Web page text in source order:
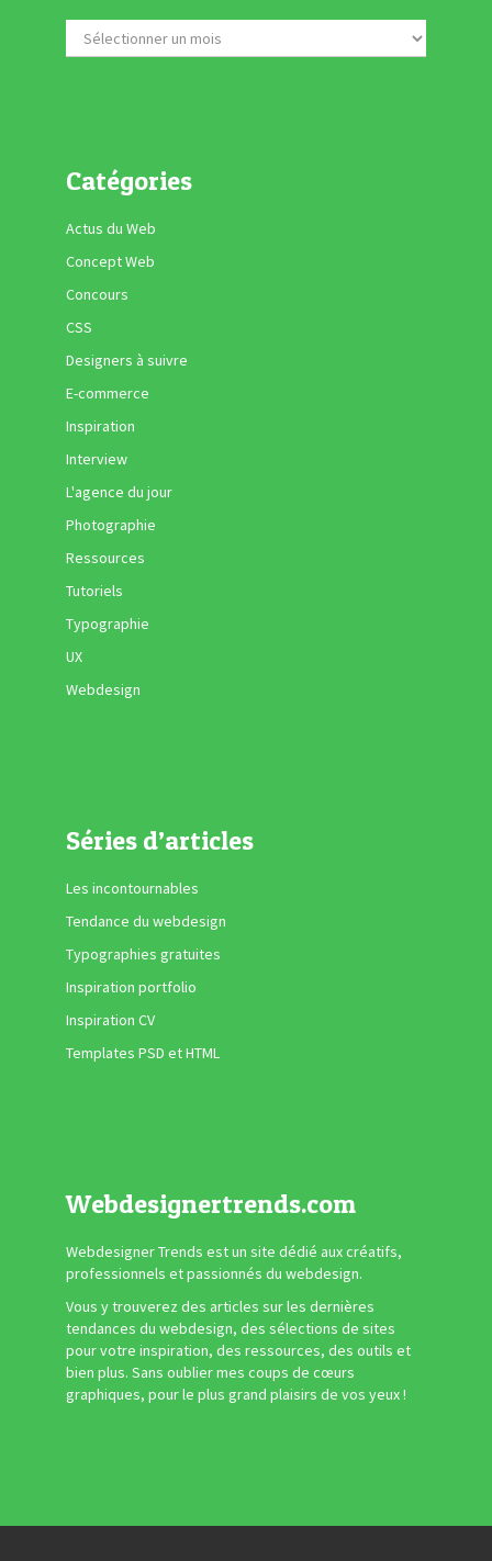
Catégories
Actus du Web
Concept Web
Concours
CSS
Designers à suivre
E-commerce
Inspiration
Interview
L'agence du jour
Photographie
Ressources
Tutoriels
Typographie
UX
Webdesign
Séries d’articles
Les incontournables
Tendance du webdesign
Typographies gratuites
Inspiration portfolio
Inspiration CV
Templates PSD et HTML
Webdesignertrends.com
Webdesigner Trends est un site dédié aux créatifs,
professionnels et passionnés du webdesign.
Vous y trouverez des articles sur les dernières
tendances du webdesign, des sélections de sites
pour votre inspiration, des ressources, des outils et
bien plus. Sans oublier mes coups de cœurs
graphiques, pour le plus grand plaisirs de vos yeux !